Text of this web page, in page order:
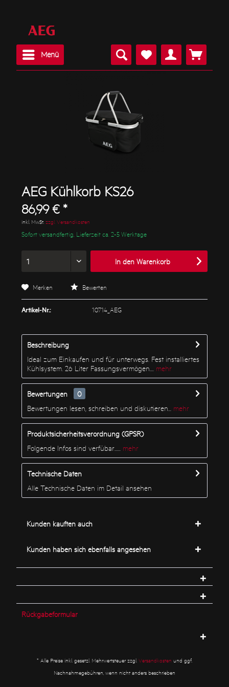
Menü
AEG Kühlkorb KS26
86,99 € *
inkl. MwSt. zzgl. Versandkosten
Sofort versandfertig, Lieferzeit ca. 2-5 Werktage
In den Warenkorb
Merken Bewerten
Artikel-Nr.: 10714_AEG
Beschreibung
Ideal zum Einkaufen und für unterwegs. Fest installiertes
Kühlsystem. 26 Liter Fassungsvermögen....
mehr
Bewertungen
0
Bewertungen lesen, schreiben und diskutieren...
mehr
Produktsicherheitsverordnung (GPSR)
Folgende Infos sind verfübar...... mehr
Technische Daten
Alle Technische Daten im Detail ansehen
Kunden kauften auch
Kunden haben sich ebenfalls angesehen
Rückgabeformular
* Alle Preise inkl. gesetzl. Mehrwertsteuer zzgl. Versandkosten und ggf.
Nachnahmegebühren, wenn nicht anders beschrieben